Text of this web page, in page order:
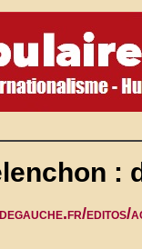
:
editos/